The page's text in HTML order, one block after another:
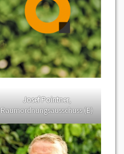
Josef Pointner,
Raumordnungsausschuss (E)